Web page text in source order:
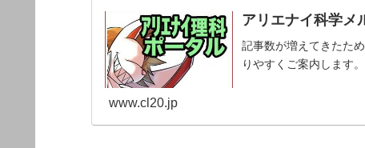
アリエナイ科学メ
記事数が増えてきたた
りやすくご案内します。
www.cl20.jp